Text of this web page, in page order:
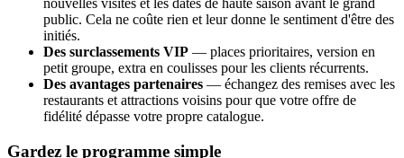
nouvelles visites et les dates de haute saison avant le grand
public. Cela ne coûte rien et leur donne le sentiment d'être des
initiés.
Des surclassements VIP — places prioritaires, version en
petit groupe, extra en coulisses pour les clients récurrents.
Des avantages partenaires — échangez des remises avec les
restaurants et attractions voisins pour que votre offre de
fidélité dépasse votre propre catalogue.
Gardez le programme simple